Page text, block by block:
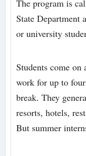
The program is
State
or university
Students come on
work for up to
break. They
resorts, hotels,
But summer